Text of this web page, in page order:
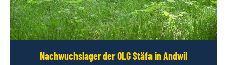
Nachwuchslager der OLG Stäfa in Andwil